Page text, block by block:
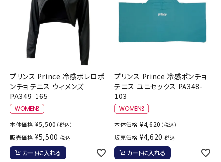
プリンス Prince 冷感ボレロポ
ンチョ テニス ウィメンズ
PA349-165
本体価格 ¥5,500 （税込）
販売価格 ¥5,500 税込
カートに入れる
プリンス Prince 冷感ポンチョ
テニス ユニセックス PA348-
103
本体価格 ¥4,620 （税込）
販売価格 ¥4,620 税込
カートに入れる